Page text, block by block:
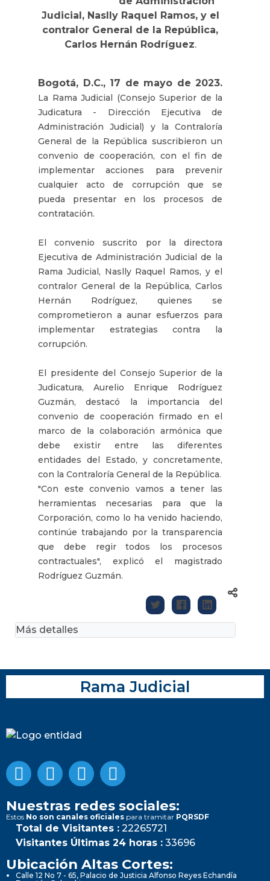
Judicial, Naslly Raquel Ramos, y el
contralor General de la República,
Carlos Hernán Rodríguez.
Bogotá, D.C., 17 de mayo de 2023.
La Rama Judicial (Consejo Superior de la
Judicatura - Dirección Ejecutiva de
Administración Judicial) y la Contraloría
General de la República suscribieron un
convenio de cooperación, con el fin de
implementar acciones para prevenir
cualquier acto de corrupción que se
pueda presentar en los procesos de
contratación.
El convenio suscrito por la directora
Ejecutiva de Administración Judicial de la
Rama Judicial, Naslly Raquel Ramos, y el
contralor General de la República, Carlos
Hernán Rodríguez, quienes se
comprometieron a aunar esfuerzos para
implementar estrategias contra la
corrupción.
El presidente del Consejo Superior de la
Judicatura, Aurelio Enrique Rodríguez
Guzmán, destacó la importancia del
convenio de cooperación firmado en el
marco de la colaboración armónica que
debe existir entre las diferentes
entidades del Estado, y concretamente,
con la Contraloría General de la República.
"Con este convenio vamos a tener las
herramientas necesarias para que la
Corporación, como lo ha venido haciendo,
continúe trabajando por la transparencia
que debe regir todos los procesos
contractuales", explicó el magistrado
Rodríguez Guzmán.
Más detalles
Rama Judicial
Nuestras redes sociales:
Estos No son canales oficiales para tramitar PQRSDF
Total de Visitantes : 22265721
Visitantes Últimas 24 horas : 33696
Ubicación Altas Cortes:
Calle 12 No 7 - 65, Palacio de Justicia Alfonso Reyes Echandía